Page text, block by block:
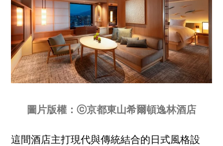
圖片版權：ⓒ京都東山希爾頓逸林酒店
這間酒店主打現代與傳統結合的日式風格設